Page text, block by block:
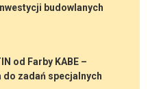
budowlanych
od Farby KABE –
zadań specjalnych